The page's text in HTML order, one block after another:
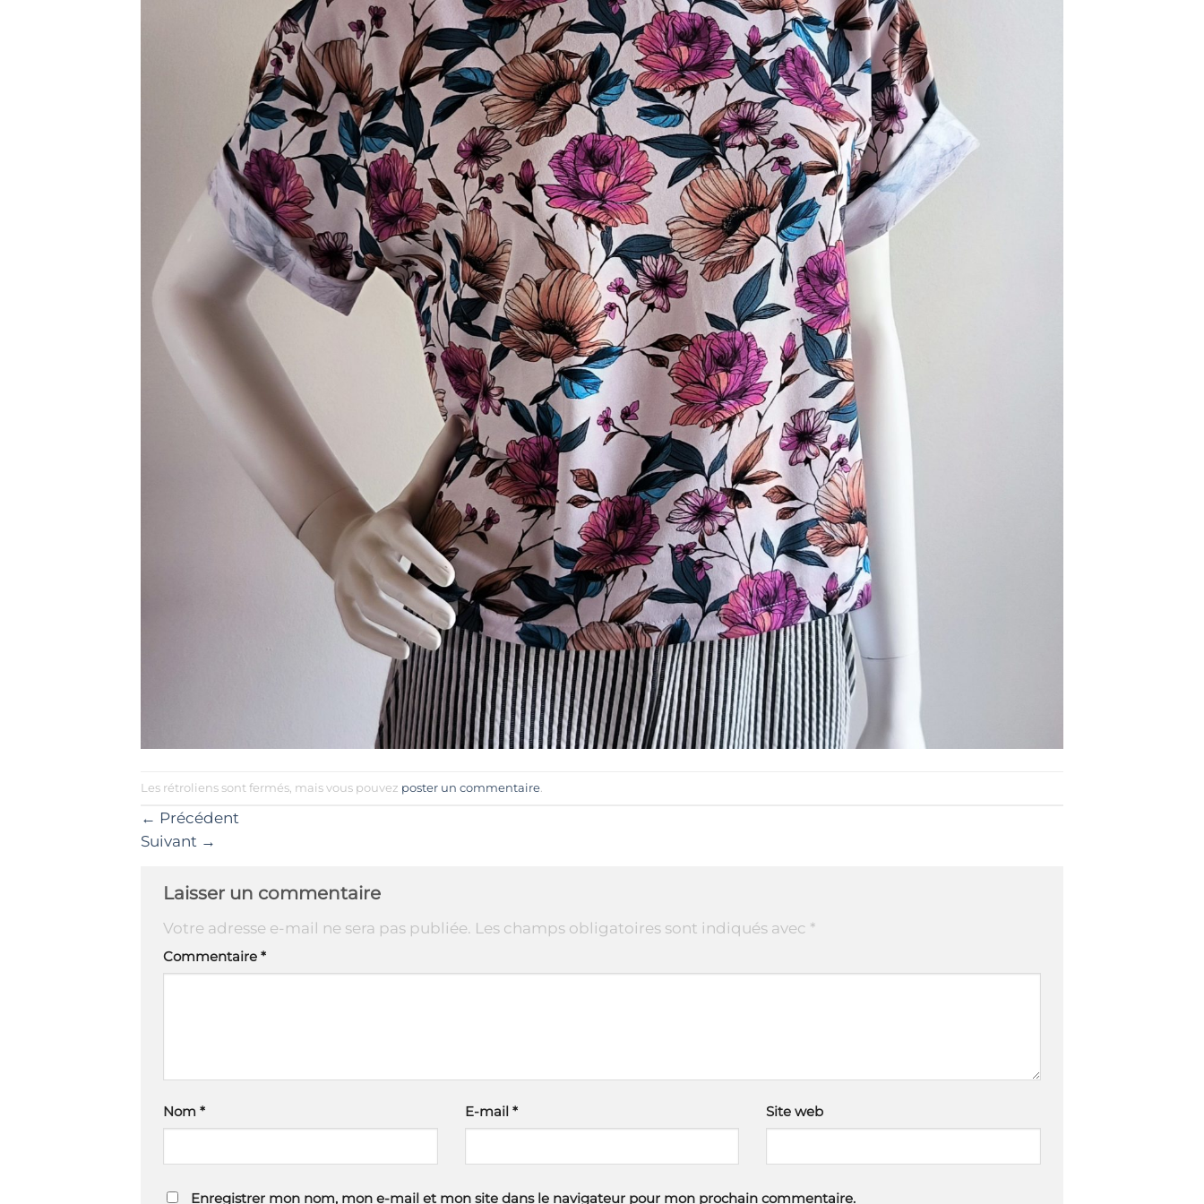
Les rétroliens sont fermés, mais vous pouvez poster un commentaire
← Précédent
Suivant →
Laisser un commentaire
Votre adresse e-mail ne sera pas publiée. Les champs obligatoires sont indiqués avec *
Commentaire *
Nom * E-mail * Site web
Enregistrer mon nom, mon e-mail et mon site dans le navigateur pour mon prochain commentaire.